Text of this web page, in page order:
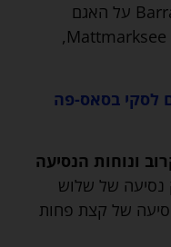
המאטמארק Barrage de Mattmark על האגם
המלאכותי הנישא המאטמארקזה Mattmarksee,
לסקי בסאס-פה
ונוחות הנסיעה
של שלוש
של קצת פחות